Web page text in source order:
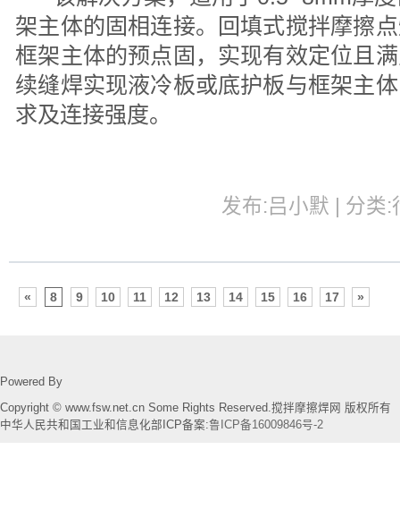
架主体的固相连接。回填式搅拌摩擦
框架主体的预点固，实现有效定位且
续缝焊实现液冷板或底护板与框架主
求及连接强度。
发布:吕小默 | 分类
« 8 9 10 11 12 13 14 15 16 17 »
Powered By
Copyright © www.fsw.net.cn Some Rights Reserved.搅拌摩擦焊网 版权所有
中华人民共和国工业和信息化部ICP备案:鲁ICP备16009846号-2